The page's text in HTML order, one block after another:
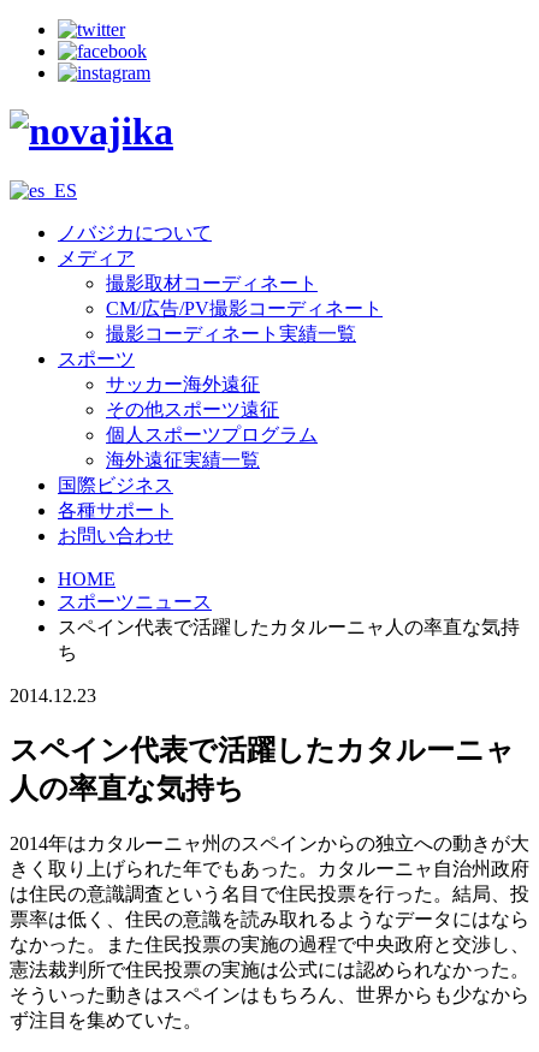
ノバジカについて
メディア
撮影取材コーディネート
CM/広告/PV撮影コーディネート
撮影コーディネート実績一覧
スポーツ
サッカー海外遠征
その他スポーツ遠征
個人スポーツプログラム
海外遠征実績一覧
国際ビジネス
各種サポート
お問い合わせ
HOME
スポーツニュース
スペイン代表で活躍したカタルーニャ人の率直な気持
ち
2014.12.23
スペイン代表で活躍したカタルーニャ
人の率直な気持ち
2014年はカタルーニャ州のスペインからの独立への動きが大
きく取り上げられた年でもあった。カタルーニャ自治州政府
は住民の意識調査という名目で住民投票を行った。結局、投
票率は低く、住民の意識を読み取れるようなデータにはなら
なかった。また住民投票の実施の過程で中央政府と交渉し、
憲法裁判所で住民投票の実施は公式には認められなかった。
そういった動きはスペインはもちろん、世界からも少なから
ず注目を集めていた。